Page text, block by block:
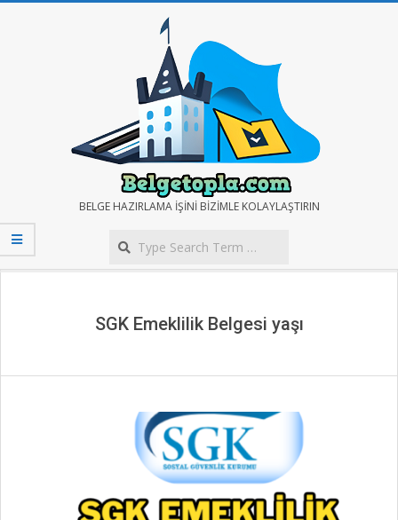
BELGE
TOPLA
BELGE HAZIRLAMA IŞINI BIZIMLE KOLAYLAŞTIRIN
SGK Emeklilik Belgesi yaşı